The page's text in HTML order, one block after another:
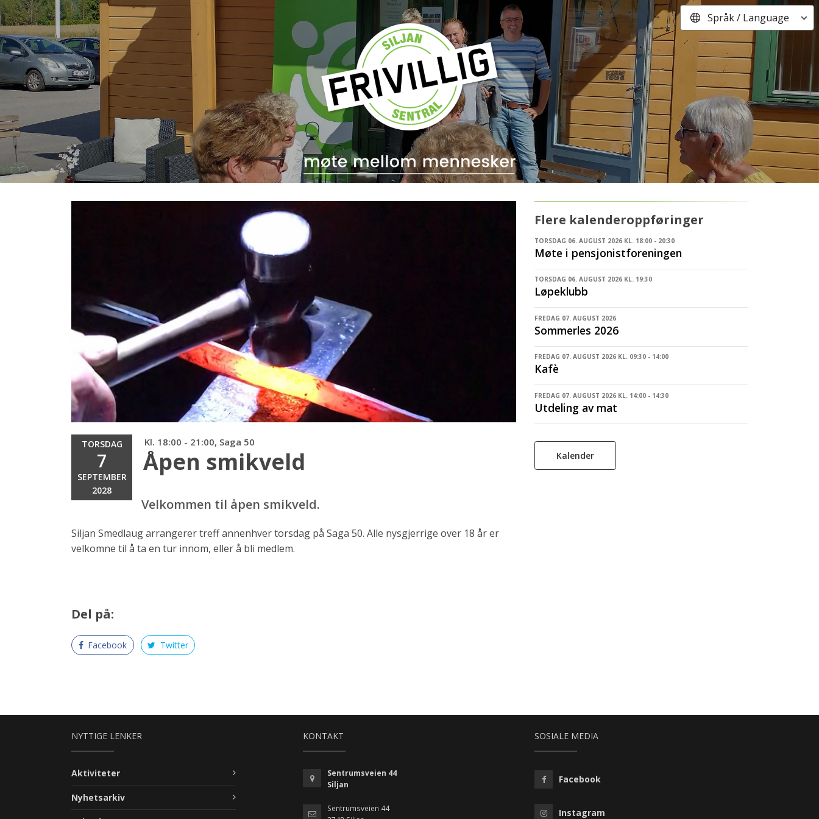
Språk / Language
TORSDAG
7
SEPTEMBER
2028
Kl. 18:00 - 21:00, Saga 50
Åpen smikveld
Velkommen til åpen smikveld.
Siljan Smedlaug arrangerer treff annenhver torsdag på Saga 50. Alle nysgjerrige over 18 år er
velkomne til å ta en tur innom, eller å bli medlem.
Del på:
Facebook Twitter
Flere kalenderoppføringer
TORSDAG 06. AUGUST 2026 KL. 18:00 - 20:30
Møte i pensjonistforeningen
TORSDAG 06. AUGUST 2026 KL. 19:30
Løpeklubb
FREDAG 07. AUGUST 2026
Sommerles 2026
FREDAG 07. AUGUST 2026 KL. 09:30 - 14:00
Kafè
FREDAG 07. AUGUST 2026 KL. 14:00 - 14:30
Utdeling av mat
Kalender
NYTTIGE LENKER
Aktiviteter
Nyhetsarkiv
KONTAKT
Sentrumsveien 44
Siljan
Sentrumsveien 44
SOSIALE MEDIA
Facebook
Instagram